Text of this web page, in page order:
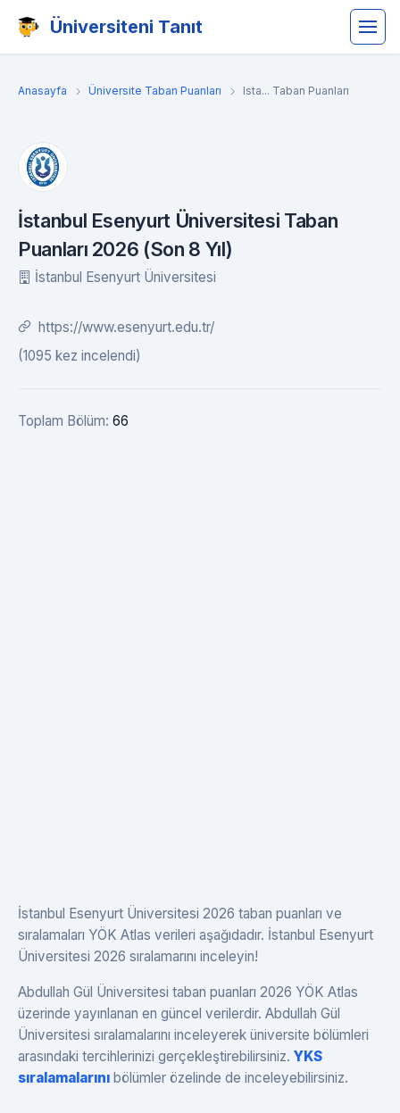
Üniversiteni Tanıt
Anasayfa Üniversite Taban Puanları Ista... Taban Puanları
İstanbul Esenyurt Üniversitesi Taban
Puanları 2026 (Son 8 Yıl)
İstanbul Esenyurt Üniversitesi
https://www.esenyurt.edu.tr/
(1095 kez incelendi)
Toplam Bölüm: 66
İstanbul Esenyurt Üniversitesi 2026 taban puanları ve
sıralamaları YÖK Atlas verileri aşağıdadır. İstanbul Esenyurt
Üniversitesi 2026 sıralamarını inceleyin!
Abdullah Gül Üniversitesi taban puanları 2026 YÖK Atlas
üzerinde yayınlanan en güncel verilerdir. Abdullah Gül
Üniversitesi sıralamalarını inceleyerek üniversite bölümleri
arasındaki tercihlerinizi gerçekleştirebilirsiniz. YKS
sıralamalarını bölümler özelinde de inceleyebilirsiniz.